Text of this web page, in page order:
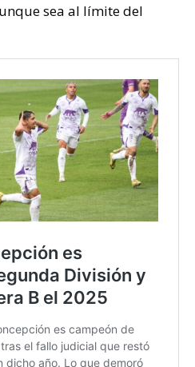
sea al límite del